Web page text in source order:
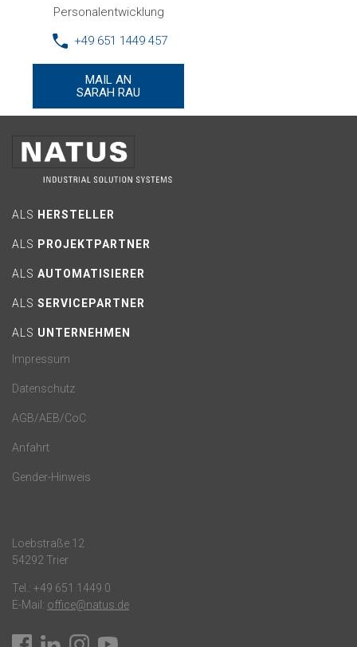
Personalentwicklung
+49 651 1449 457
MAIL AN
SARAH RAU
ALS HERSTELLER
ALS PROJEKTPARTNER
ALS AUTOMATISIERER
ALS SERVICEPARTNER
ALS UNTERNEHMEN
Impressum
Datenschutz
AGB/AEB/CoC
Anfahrt
Gender-Hinweis
Loebstraße 12
54292 Trier
Tel.: +49 651 1449 0
E-Mail: office@natus.de